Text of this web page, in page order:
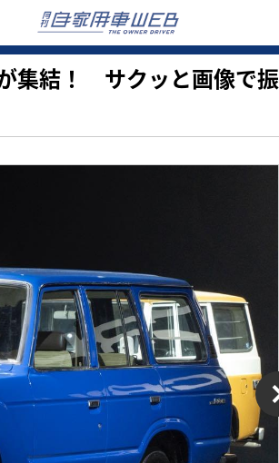
集結！ サクッと画像で振